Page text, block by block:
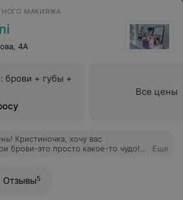
Обязательно снова
Лучше этого места не
МАКИЯЖА
4А
брови + губы +
Все цены
Кристиночка, хочу вас
брови-это просто какое-то чудо!!!
Зажили очень быстро, форма
нравиться! Ура-а-а!
Еще
Отзывы5